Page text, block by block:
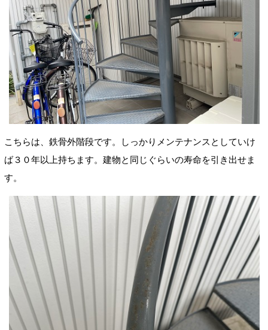
こちらは、鉄骨外階段です。しっかりメンテナンスとしていけ
ば３０年以上持ちます。建物と同じぐらいの寿命を引き出せま
す。